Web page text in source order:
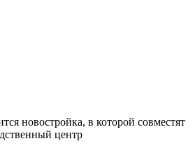
новостройка, в которой совместят
центр